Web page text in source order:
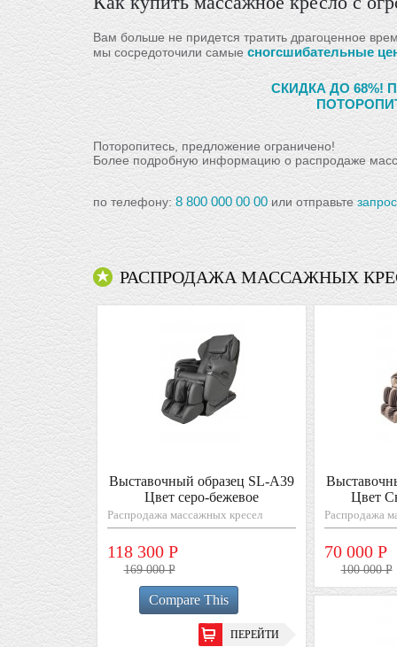
Вам больше не придется тратить драгоценное
мы сосредоточили самые сногсшибательные
СКИДКА ДО 68%!
Поторопитесь, предложение ограничено!
Более подробную информацию о распродаже
по телефону: 8 800 000 00 00 или отправьте
РАСПРОДАЖА МАССАЖНЫХ
Выставочный образец SL-A39
Цвет серо-бежевое
Распродажа массажных кресел
169 000 Р
118 300 Р
Compare This
ПЕРЕЙТИ
Цвет
Распродажа
100 000 Р
70 000 Р